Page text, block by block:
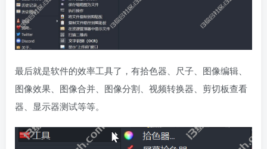
最后就是软件的效率工具了，有拾色器、尺子、图像编辑、
图像效果、图像合并、图像分割、视频转换器、剪切板查看
器、显示器测试等等。